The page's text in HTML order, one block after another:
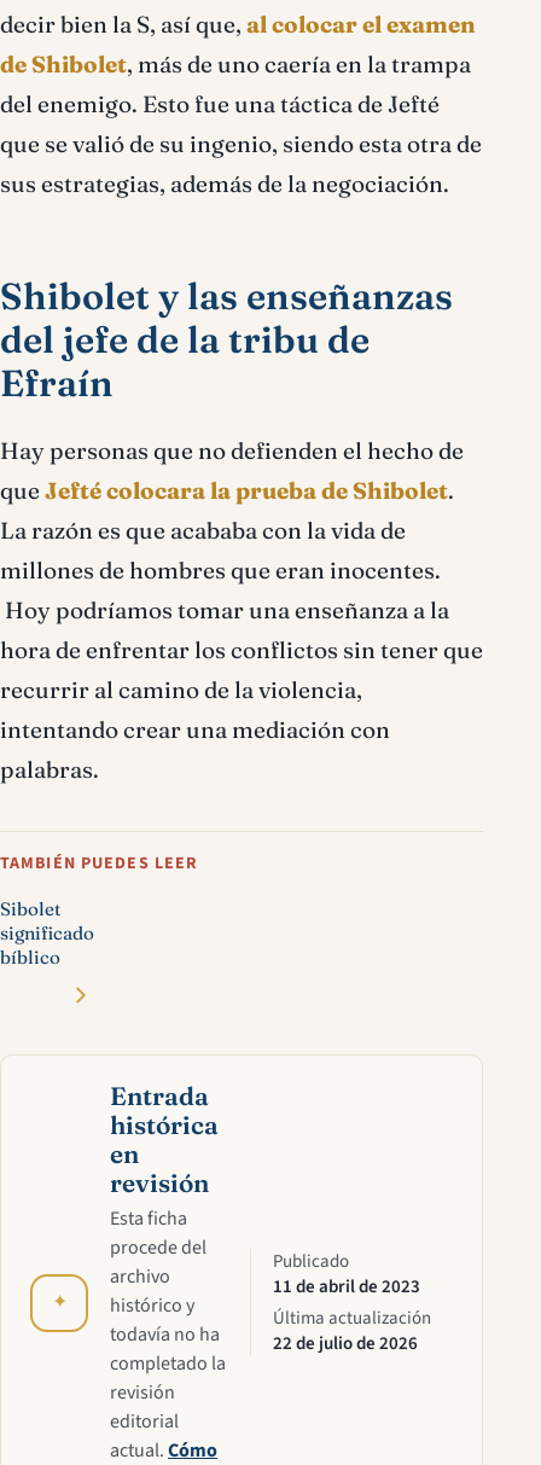
decir bien la S, así que, al colocar el examen
de Shibolet, más de uno caería en la trampa
del enemigo. Esto fue una táctica de Jefté
que se valió de su ingenio, siendo esta otra de
sus estrategias, además de la negociación.
Shibolet y las enseñanzas
del jefe de la tribu de
Efraín
Hay personas que no defienden el hecho de
que Jefté colocara la prueba de Shibolet.
La razón es que acababa con la vida de
millones de hombres que eran inocentes.
Hoy podríamos tomar una enseñanza a la
hora de enfrentar los conflictos sin tener que
recurrir al camino de la violencia,
intentando crear una mediación con
palabras.
TAMBIÉN PUEDES LEER
Sibolet
significado
bíblico
✦
Entrada
histórica
en
revisión
Esta ficha
procede del
archivo
histórico y
todavía no ha
completado la
revisión
editorial
actual.Cómo
Publicado
11 de abril de 2023
Última actualización
22 de julio de 2026